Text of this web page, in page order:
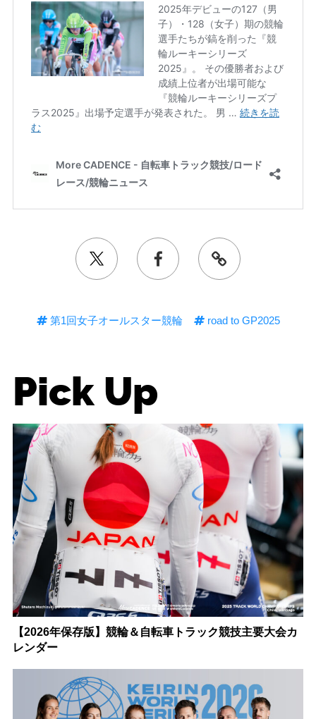
第1回女子オールスター競輪 road to GP2025
Pick Up
【2026年保存版】競輪＆自転車トラック競技主要大会カ
レンダー